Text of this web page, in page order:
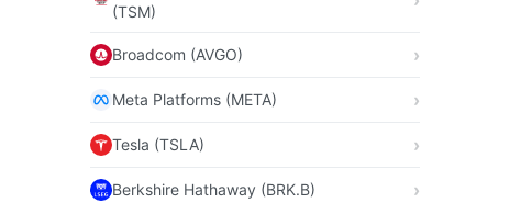
(TSM)
Broadcom (AVGO)
Meta Platforms (META)
Tesla (TSLA)
Berkshire Hathaway (BRK.B)